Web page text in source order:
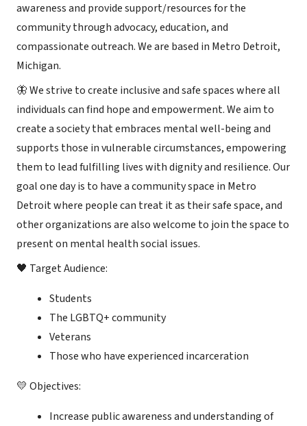
awareness and provide support/resources for the
community through advocacy, education, and
compassionate outreach. We are based in Metro Detroit,
Michigan.
🦋 We strive to create inclusive and safe spaces where all
individuals can find hope and empowerment. We aim to
create a society that embraces mental well-being and
supports those in vulnerable circumstances, empowering
them to lead fulfilling lives with dignity and resilience. Our
goal one day is to have a community space in Metro
Detroit where people can treat it as their safe space, and
other organizations are also welcome to join the space to
present on mental health social issues.
🖤 Target Audience:
Students
The LGBTQ+ community
Veterans
Those who have experienced incarceration
💛 Objectives:
Increase public awareness and understanding of